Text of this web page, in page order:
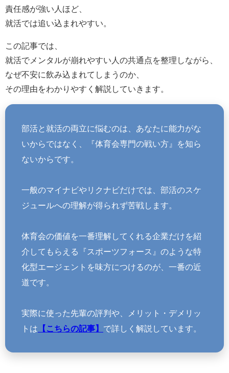
責任感が強い人ほど、
就活では追い込まれやすい。
この記事では、
就活でメンタルが崩れやすい人の共通点を整理しながら、
なぜ不安に飲み込まれてしまうのか、
その理由をわかりやすく解説していきます。
部活と就活の両立に悩むのは、あなたに能力がな
いからではなく、『体育会専門の戦い方』を知ら
ないからです。
一般のマイナビやリクナビだけでは、部活のスケ
ジュールへの理解が得られず苦戦します。
体育会の価値を一番理解してくれる企業だけを紹
介してもらえる『スポーツフォース』のような特
化型エージェントを味方につけるのが、一番の近
道です。
実際に使った先輩の評判や、メリット・デメリッ
トは 【こちらの記事】 で詳しく解説しています。